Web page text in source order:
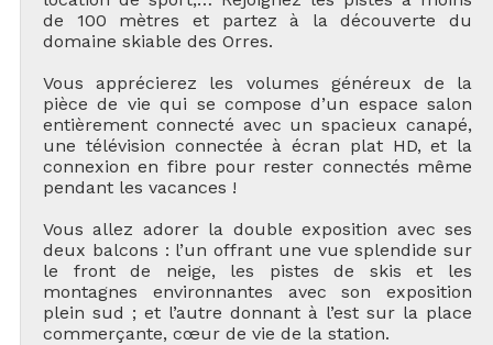
de 100 mètres et partez à la découverte du
domaine skiable des Orres.
Vous apprécierez les volumes généreux de la
pièce de vie qui se compose d’un espace salon
entièrement connecté avec un spacieux canapé,
une télévision connectée à écran plat HD, et la
connexion en fibre pour rester connectés même
pendant les vacances !
Vous allez adorer la double exposition avec ses
deux balcons : l’un offrant une vue splendide sur
le front de neige, les pistes de skis et les
montagnes environnantes avec son exposition
plein sud ; et l’autre donnant à l’est sur la place
commerçante, cœur de vie de la station.